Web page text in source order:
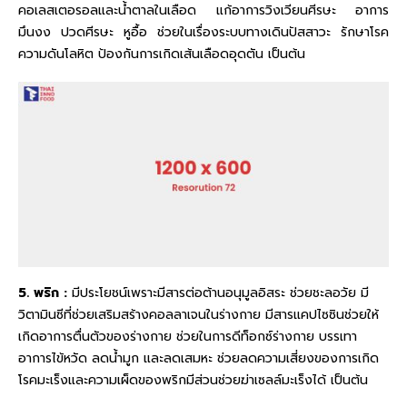
คอเลสเตอรอลและน้ำตาลในเลือด แก้อาการวิงเวียนศีรษะ อาการ
มึนงง ปวดศีรษะ หูอื้อ ช่วยในเรื่องระบบทางเดินปัสสาวะ รักษาโรค
ความดันโลหิต ป้องกันการเกิดเส้นเลือดอุดตัน เป็นต้น
5. พริก : มีประโยชน์เพราะมีสารต่อต้านอนุมูลอิสระ ช่วยชะลอวัย มี
วิตามินซีที่ช่วยเสริมสร้างคอลลาเจนในร่างกาย มีสารแคปไซซินช่วยให้
เกิดอาการตื่นตัวของร่างกาย ช่วยในการดีท็อกซ์ร่างกาย บรรเทา
อาการไข้หวัด ลดน้ำมูก และลดเสมหะ ช่วยลดความเสี่ยงของการเกิด
โรคมะเร็งและความเผ็ดของพริกมีส่วนช่วยฆ่าเซลล์มะเร็งได้ เป็นต้น